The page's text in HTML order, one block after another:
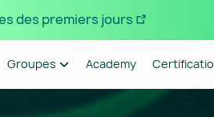
des premiers jours
Groupes Academy